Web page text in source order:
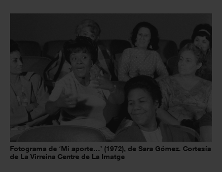
Fotograma de ‘Mi aporte…’ (1972), de Sara Gómez. Cortesía
de La Virreina Centre de La Imatge